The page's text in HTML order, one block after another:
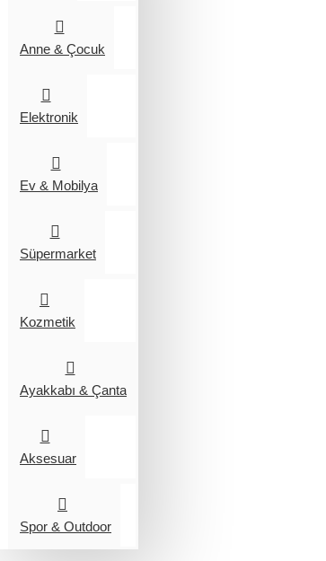
Anne & Çocuk
Elektronik
Ev & Mobilya
Süpermarket
Kozmetik
Ayakkabı & Çanta
Aksesuar
Spor & Outdoor